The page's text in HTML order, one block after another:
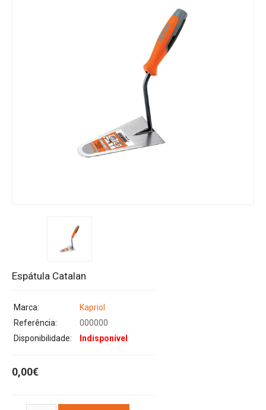
Espátula Catalan
Marca:
Kapriol
Referência:
000000
Disponibilidade:
Indisponível
0,00€